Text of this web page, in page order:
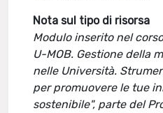
Nota sul tipo di risorsa
Modulo inserito nel
U-MOB. Gestione della
nelle Università.
per promuovere le tue
sostenibile", parte del